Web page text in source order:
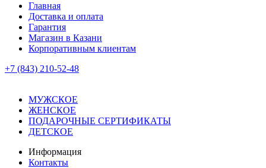
Главная
Доставка и оплата
Гарантия
Магазин в Казани
Корпоративным клиентам
+7 (843) 210-52-48
МУЖСКОЕ
ЖЕНСКОЕ
ПОДАРОЧНЫЕ СЕРТИФИКАТЫ
ДЕТСКОЕ
Информация
Контакты